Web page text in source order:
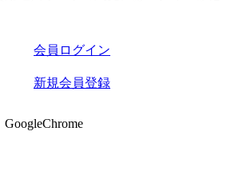
会員ログイン
新規会員登録